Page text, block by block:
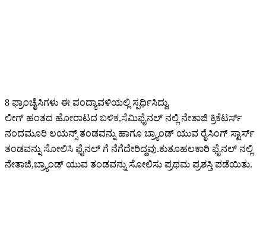
8 ಫ್ರಾಂಚೈಸಿಗಳು ಈ ಪಂದ್ಯಾವಳಿಯಲ್ಲಿ ಸ್ಪರ್ಧಿಸಿದ್ದು,
ಲೀಗ್ ಹಂತದ ಹೋರಾಟದ ಬಳಿಕ,ಸೆಮಿಫೈನಲ್ ನಲ್ಲಿ ನೇತಾಜಿ ಕ್ರಿಕೆಟರ್ಸ್
ನಂದಮೂರಿ ಲಯನ್ಸ್ ತಂಡವನ್ನು ಹಾಗೂ ಬ್ರ್ಯಾಂಡ್ ಯುವ ರೈಸಿಂಗ್ ಸ್ಟಾರ್ಸ್
ತಂಡವನ್ನು ಸೋಲಿಸಿ ಫೈನಲ್ ಗೆ ನೆಗೆದೇರಿದ್ದವು.ಕುತೂಹಲಕಾರಿ ಫೈನಲ್ ನಲ್ಲಿ
ನೇತಾಜಿ,ಬ್ರ್ಯಾಂಡ್ ಯುವ ತಂಡವನ್ನು ಸೋಲಿಸು ಪ್ರಥಮ‌ ಪ್ರಶಸ್ತಿ ಪಡೆಯಿತು.